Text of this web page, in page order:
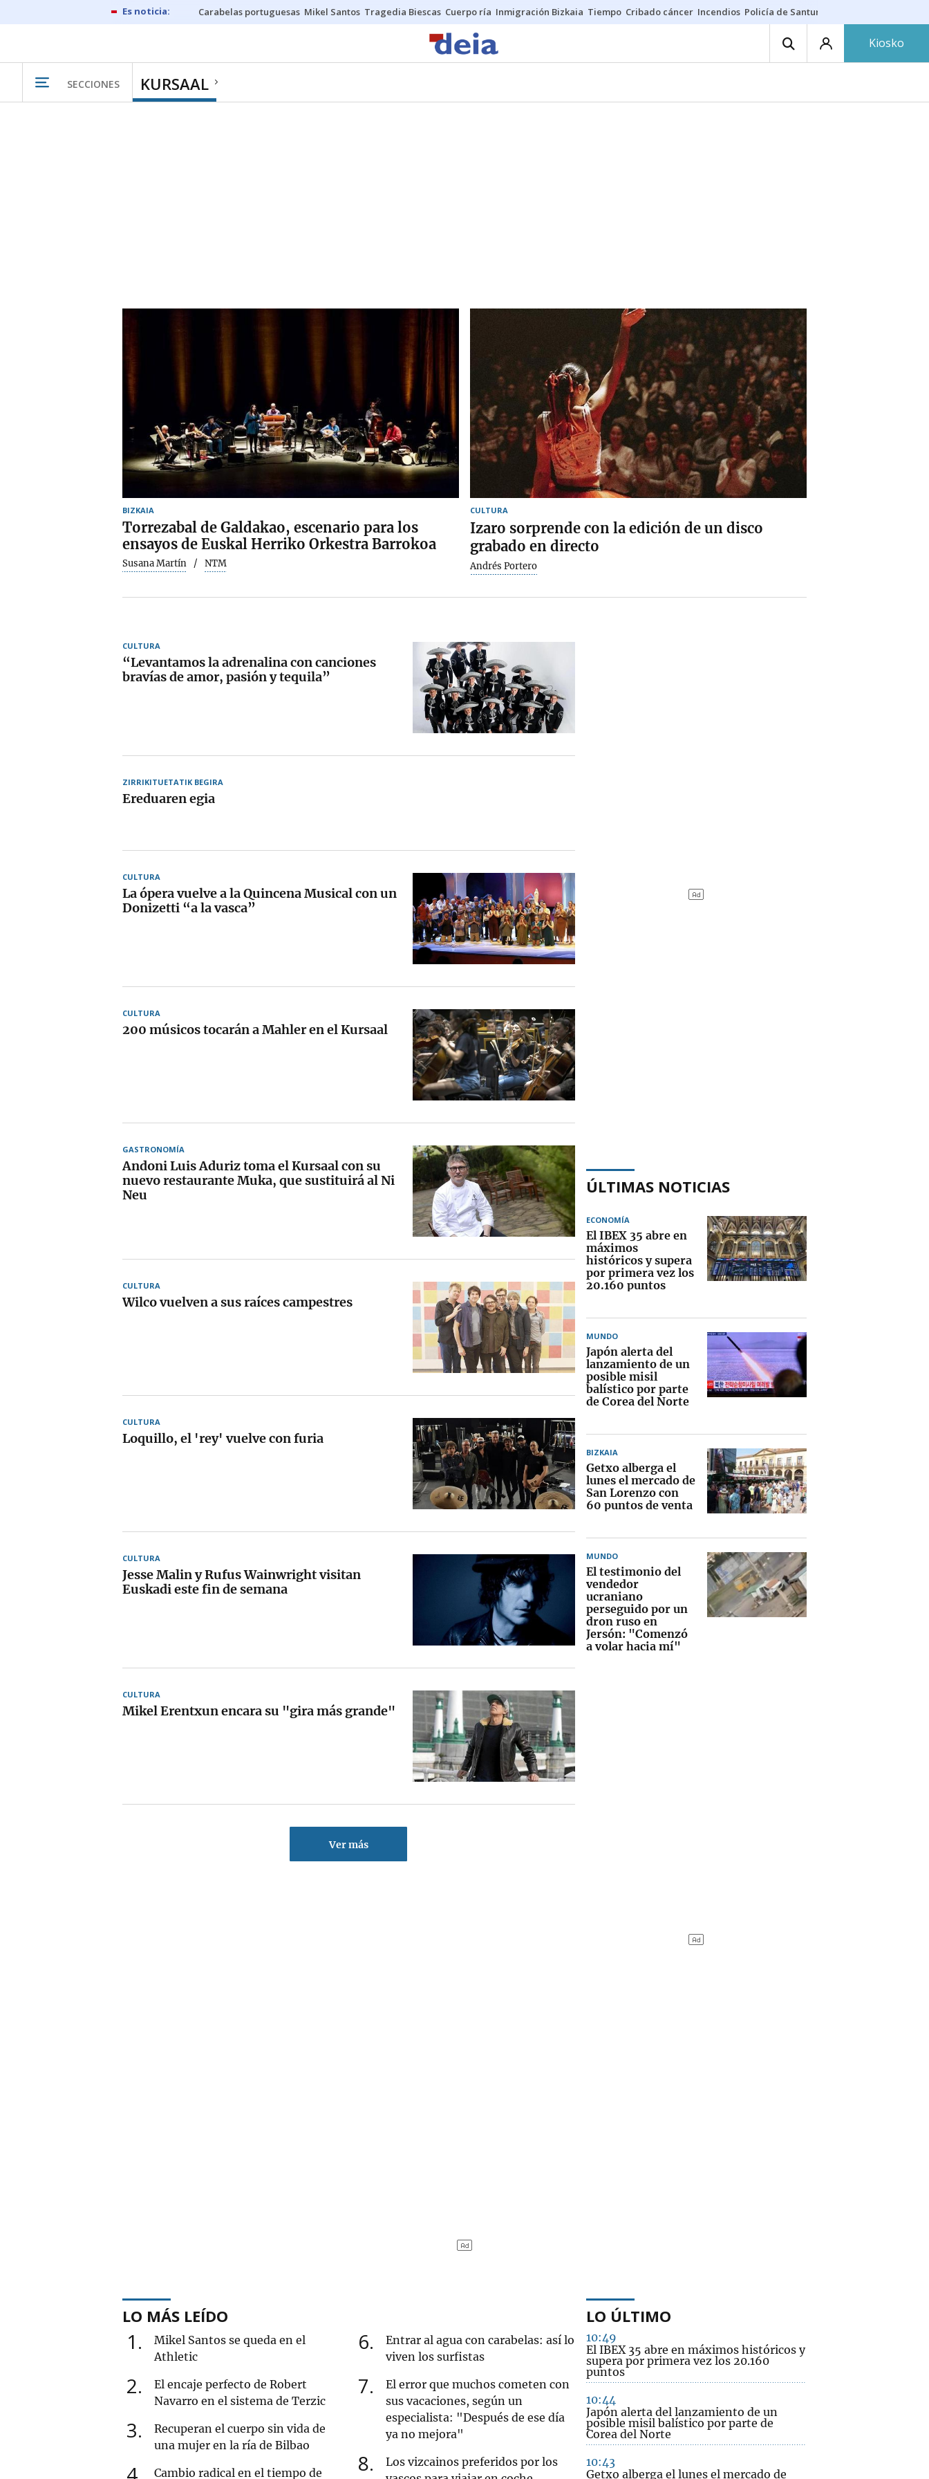
Carabelas portuguesas Mikel Santos Tragedia Biescas Cuerpo ría Inmigración Bizkaia Tiempo Cribado cáncer Incendios Policía de Santurtzi
Kiosko
SECCIONES KURSAAL
BIZKAIA
Torrezabal de Galdakao, escenario para los
ensayos de Euskal Herriko Orkestra Barrokoa
Susana Martín NTM
CULTURA
Izaro sorprende con la edición de un disco
grabado en directo
Andrés Portero
CULTURA
“Levantamos la adrenalina con canciones
bravías de amor, pasión y tequila”
ZIRRIKITUETATIK BEGIRA
Ereduaren egia
CULTURA
La ópera vuelve a la Quincena Musical con un
Donizetti “a la vasca”
CULTURA
200 músicos tocarán a Mahler en el Kursaal
GASTRONOMÍA
Andoni Luis Aduriz toma el Kursaal con su
nuevo restaurante Muka, que sustituirá al Ni
Neu
CULTURA
Wilco vuelven a sus raíces campestres
CULTURA
Loquillo, el 'rey' vuelve con furia
CULTURA
Jesse Malin y Rufus Wainwright visitan
Euskadi este fin de semana
CULTURA
Mikel Erentxun encara su "gira más grande"
Ver más
ÚLTIMAS NOTICIAS
ECONOMÍA
El IBEX 35 abre en
máximos
históricos y supera
por primera vez los
20.160 puntos
MUNDO
Japón alerta del
lanzamiento de un
posible misil
balístico por parte
de Corea del Norte
BIZKAIA
Getxo alberga el
lunes el mercado de
San Lorenzo con
60 puntos de venta
MUNDO
El testimonio del
vendedor
ucraniano
perseguido por un
dron ruso en
Jersón: "Comenzó
a volar hacia mí"
LO MÁS LEÍDO
1
Mikel Santos se queda en el
Athletic
2
El encaje perfecto de Robert
Navarro en el sistema de Terzic
3
Recuperan el cuerpo sin vida de
una mujer en la ría de Bilbao
Cambio radical en el tiempo de
6
Entrar al agua con carabelas: así lo
viven los surfistas
7
El error que muchos cometen con
sus vacaciones, según un
especialista: "Después de ese día
ya no mejora"
8
Los vizcainos preferidos por los
LO ÚLTIMO
10:49
El IBEX 35 abre en máximos históricos y
supera por primera vez los 20.160
puntos
10:44
Japón alerta del lanzamiento de un
posible misil balístico por parte de
Corea del Norte
10:43
Getxo alberga el lunes el mercado de